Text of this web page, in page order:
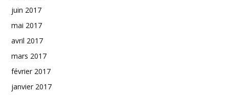
juin 2017
mai 2017
avril 2017
mars 2017
février 2017
janvier 2017